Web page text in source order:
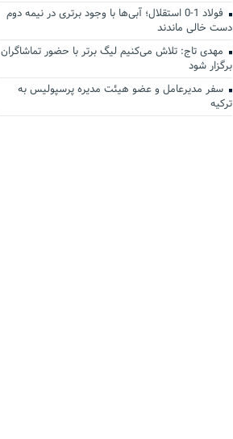
فولاد 1-0 استقلال؛ آبی‌ها با وجود برتری در نیمه دوم
دست خالی ماندند
مهدی تاج: تلاش می‌کنیم لیگ برتر با حضور تماشاگران
برگزار شود
سفر مدیرعامل و عضو هیئت مدیره پرسپولیس به
ترکیه